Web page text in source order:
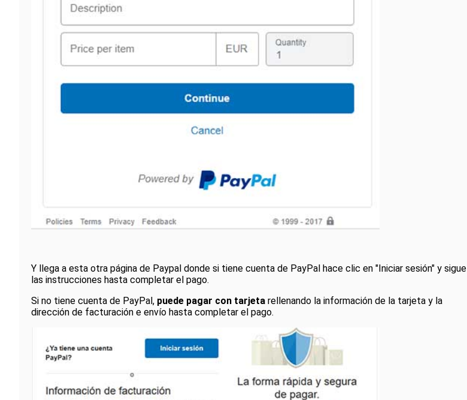
Y llega a esta otra página de Paypal donde si tiene cuenta de PayPal hace clic en "Iniciar sesión" y sigue
las instrucciones hasta completar el pago.
Si no tiene cuenta de PayPal, puede pagar con tarjeta rellenando la información de la tarjeta y la
dirección de facturación e envío hasta completar el pago.